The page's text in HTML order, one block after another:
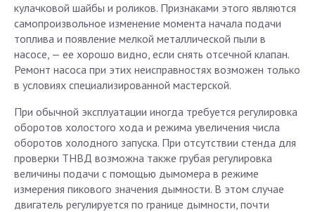
кулачковой шайбы и роликов. Признаками этого являются
самопроизвольное изменение момента начала подачи
топлива и появление мелкой металлической пыли в
насосе, — ее хорошо видно, если снять отсечной клапан.
Ремонт насоса при этих неисправностях возможен только
в условиях специализированной мастерской.
При обычной эксплуатации иногда требуется регулировка
оборотов холостого хода и режима увеличения числа
оборотов холодного запуска. При отсутствии стенда для
проверки ТНВД возможна также грубая регулировка
величины подачи с помощью дымомера в режиме
измерения пикового значения дымности. В этом случае
двигатель регулируется по границе дымности, почти